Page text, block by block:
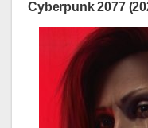
Cyberpunk 2077